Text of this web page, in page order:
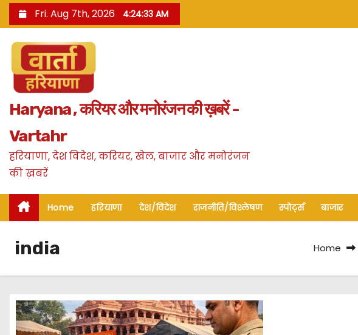
k
n
Fri. Aug 7th, 2026 4:24:35 AM
Haryana , करियर और मनोरंजन की ख़बरें -
Vartahr
हरियाणा, देश विदेश, करियर, खेल, बाजार और मनोरंजन
की ख़बरें
Home हरियाणा देश/विदेश राजनीति/विश्लेषण स्पोर्ट्स बाजार
india Home